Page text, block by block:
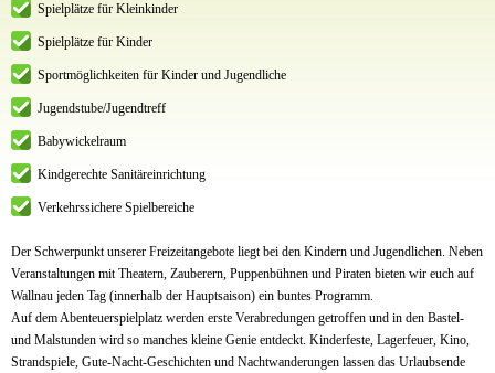
Spielplätze für Kleinkinder
Spielplätze für Kinder
Sportmöglichkeiten für Kinder und Jugendliche
Jugendstube/Jugendtreff
Babywickelraum
Kindgerechte Sanitäreinrichtung
Verkehrssichere Spielbereiche
Der Schwerpunkt unserer Freizeitangebote liegt bei den Kindern und Jugendlichen. Neben
Veranstaltungen mit Theatern, Zauberern, Puppenbühnen und Piraten bieten wir euch auf
Wallnau jeden Tag (innerhalb der Hauptsaison) ein buntes Programm.
Auf dem Abenteuerspielplatz werden erste Verabredungen getroffen und in den Bastel-
und Malstunden wird so manches kleine Genie entdeckt. Kinderfeste, Lagerfeuer, Kino,
Strandspiele, Gute-Nacht-Geschichten und Nachtwanderungen lassen das Urlaubsende